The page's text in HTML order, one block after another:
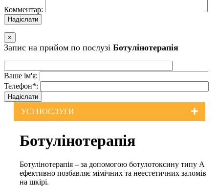
Комментар:
×
Запис на прийом по послузi Ботулінотерапія
Ваше iм'я:
Телефон*:
УСI ПОСЛУГИ
Ботулінотерапія
Ботулінотерапія – за допомогою ботулотоксину типу А
ефективно позбавляє мімічних та неестетичних заломів
на шкірі.